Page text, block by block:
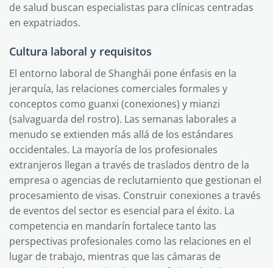
de salud buscan especialistas para clínicas centradas
en expatriados.
Cultura laboral y requisitos
El entorno laboral de Shanghái pone énfasis en la
jerarquía, las relaciones comerciales formales y
conceptos como guanxi (conexiones) y mianzi
(salvaguarda del rostro). Las semanas laborales a
menudo se extienden más allá de los estándares
occidentales. La mayoría de los profesionales
extranjeros llegan a través de traslados dentro de la
empresa o agencias de reclutamiento que gestionan el
procesamiento de visas. Construir conexiones a través
de eventos del sector es esencial para el éxito. La
competencia en mandarín fortalece tanto las
perspectivas profesionales como las relaciones en el
lugar de trabajo, mientras que las cámaras de